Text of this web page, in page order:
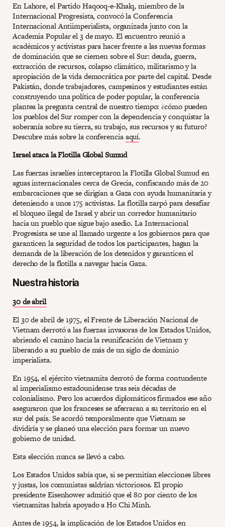
En Lahore, el Partido Haqooq-e-Khalq, miembro de la
Internacional Progresista, convocó la Conferencia
Internacional Antiimperialista, organizada junto con la
Academia Popular el 3 de mayo. El encuentro reunió a
académicos y activistas para hacer frente a las nuevas formas
de dominación que se ciernen sobre el Sur: deuda, guerra,
extracción de recursos, colapso climático, militarismo y la
apropiación de la vida democrática por parte del capital. Desde
Pakistán, donde trabajadores, campesinos y estudiantes están
construyendo una política de poder popular, la conferencia
plantea la pregunta central de nuestro tiempo: ¿cómo pueden
los pueblos del Sur romper con la dependencia y conquistar la
soberanía sobre su tierra, su trabajo, sus recursos y su futuro?
Descubre más sobre la conferenciaaquí.
Israel ataca la Flotilla Global Sumud
Las fuerzas israelíes interceptaron la Flotilla Global Sumud en
aguas internacionales cerca de Grecia, confiscando más de 20
embarcaciones que se dirigían a Gaza con ayuda humanitaria y
deteniendo a unos 175 activistas. La flotilla zarpó para desafiar
el bloqueo ilegal de Israel y abrir un corredor humanitario
hacia un pueblo que sigue bajo asedio. La Internacional
Progresista se une al llamado urgente a los gobiernos para que
garanticen la seguridad de todos los participantes, hagan la
demanda de la liberación de los detenidos y garanticen el
derecho de la flotilla a navegar hacia Gaza.
Nuestra historia
30 de abril
El 30 de abril de 1975, el Frente de Liberación Nacional de
Vietnam derrotó a las fuerzas invasoras de los Estados Unidos,
abriendo el camino hacia la reunificación de Vietnam y
liberando a su pueblo de más de un siglo de dominio
imperialista.
En 1954, el ejército vietnamita derrotó de forma contundente
al imperialismo estadounidense tras seis décadas de
colonialismo. Pero los acuerdos diplomáticos firmados ese año
aseguraron que los franceses se aferraran a su territorio en el
sur del país. Se acordó temporalmente que Vietnam se
dividiría y se planeó una elección para formar un nuevo
gobierno de unidad.
Esta elección nunca se llevó a cabo.
Los Estados Unidos sabía que, si se permitían elecciones libres
y justas, los comunistas saldrían victoriosos. El propio
presidente Eisenhower admitió que el 80 por ciento de los
vietnamitas habría apoyado a Ho Chi Minh.
Antes de 1954, la implicación de los Estados Unidos en